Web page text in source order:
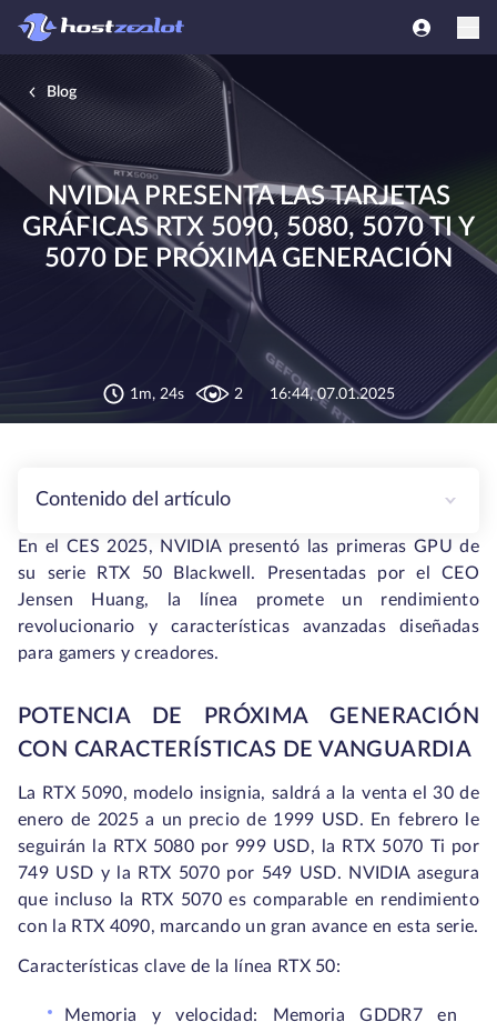
Blog
NVIDIA PRESENTA LAS TARJETAS
GRÁFICAS RTX 5090, 5080, 5070 TI Y
5070 DE PRÓXIMA GENERACIÓN
1m, 24s 2 16:44, 07.01.2025
Contenido del artículo
En el CES 2025, NVIDIA presentó las primeras GPU de
su serie RTX 50 Blackwell. Presentadas por el CEO
Jensen Huang, la línea promete un rendimiento
revolucionario y características avanzadas diseñadas
para gamers y creadores.
POTENCIA DE PRÓXIMA GENERACIÓN
CON CARACTERÍSTICAS DE VANGUARDIA
La RTX 5090, modelo insignia, saldrá a la venta el 30 de
enero de 2025 a un precio de 1999 USD. En febrero le
seguirán la RTX 5080 por 999 USD, la RTX 5070 Ti por
749 USD y la RTX 5070 por 549 USD. NVIDIA asegura
que incluso la RTX 5070 es comparable en rendimiento
con la RTX 4090, marcando un gran avance en esta serie.
Características clave de la línea RTX 50:
Memoria y velocidad: Memoria GDDR7 en